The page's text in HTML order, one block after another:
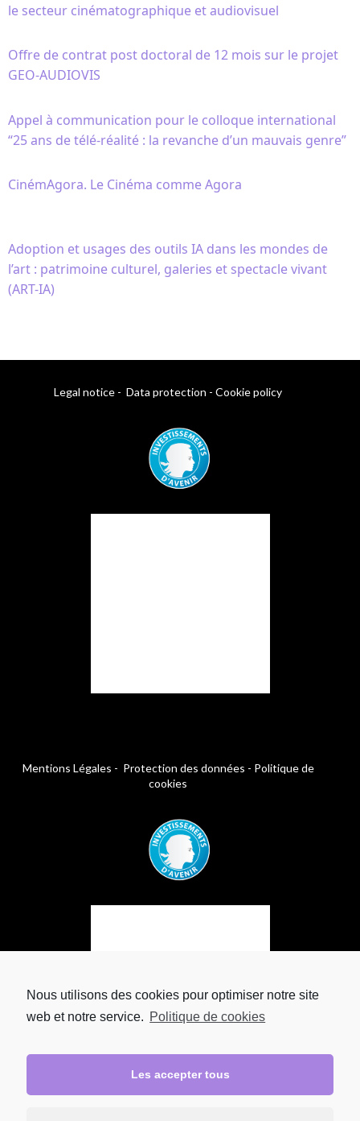
Nous utilisons des cookies pour optimiser notre site
web et notre service. Politique de cookies
Les accepter tous
le secteur cinématographique et audiovisuel
Offre de contrat post doctoral de 12 mois sur le projet
GEO-AUDIOVIS
Appel à communication pour le colloque international
“25 ans de télé-réalité : la revanche d’un mauvais genre”
CinémAgora. Le Cinéma comme Agora
Adoption et usages des outils IA dans les mondes de
l’art : patrimoine culturel, galeries et spectacle vivant
(ART-IA)
Legal notice - Data protection - Cookie policy
Mentions Légales - Protection des données - Politique de
cookies